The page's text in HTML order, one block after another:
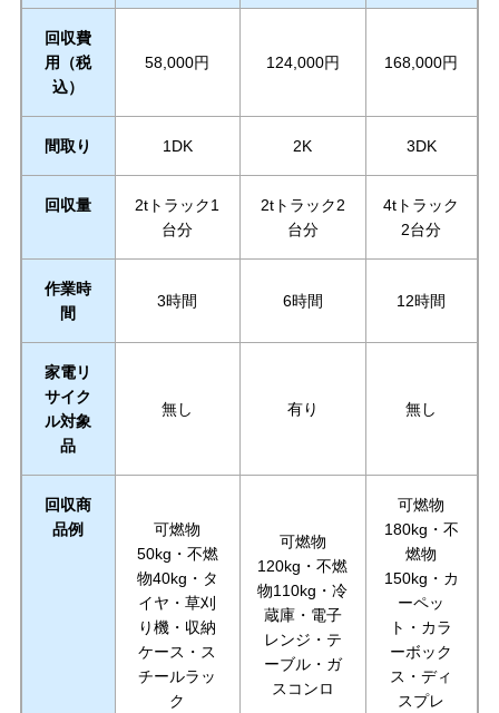
回収費
用（税
込）
58,000円 124,000円 168,000円
間取り 1DK 2K 3DK
回収量
2tトラック1
台分
2tトラック2
台分
4tトラック
2台分
作業時
間
3時間 6時間 12時間
家電リ
サイク
ル対象
品
無し 有り 無し
回収商
品例
可燃物
50kg・不燃
物40kg・タ
イヤ・草刈
り機・収納
ケース・ス
チールラッ
ク
可燃物
120kg・不燃
物110kg・冷
蔵庫・電子
レンジ・テ
ーブル・ガ
スコンロ
可燃物
180kg・不
燃物
150kg・カ
ーペッ
ト・カラ
ーボック
ス・ディ
スプレ